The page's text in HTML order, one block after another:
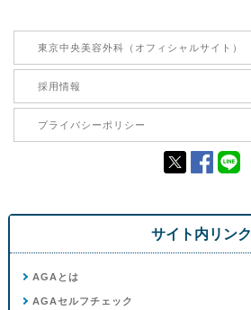
東京中央美容外科（オフィシャルサイト）
採用情報
プライバシーポリシー
サイト内リンク
AGAとは
AGAセルフチェック